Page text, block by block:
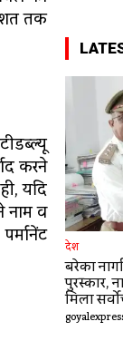
तक
करने
यदि
व
देश
बरेका
पुरस्कार,
मिला